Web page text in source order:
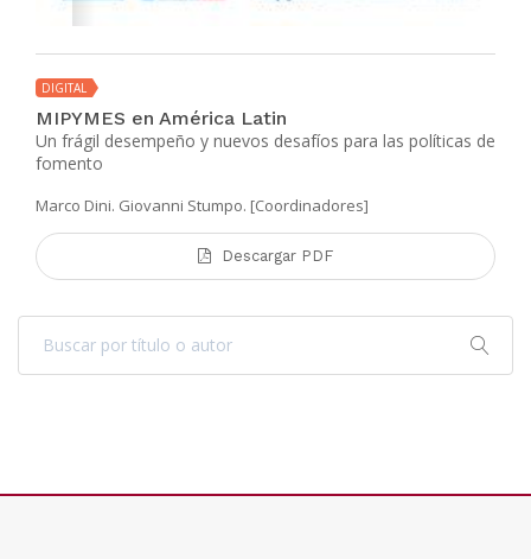
DIGITAL
MIPYMES en América Latin
Un frágil desempeño y nuevos desafíos para las políticas de
fomento
Marco Dini. Giovanni Stumpo. [Coordinadores]
Descargar PDF